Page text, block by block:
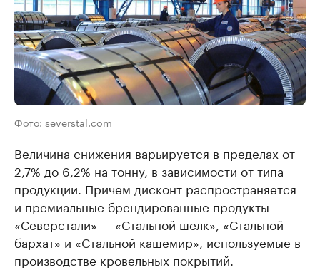
Фото: severstal.com
Величина снижения варьируется в пределах от
2,7% до 6,2% на тонну, в зависимости от типа
продукции. Причем дисконт распространяется
и премиальные брендированные продукты
«Северстали» — «Стальной шелк», «Стальной
бархат» и «Стальной кашемир», используемые в
производстве кровельных покрытий.